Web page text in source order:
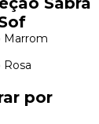
Marrom
Rosa
por